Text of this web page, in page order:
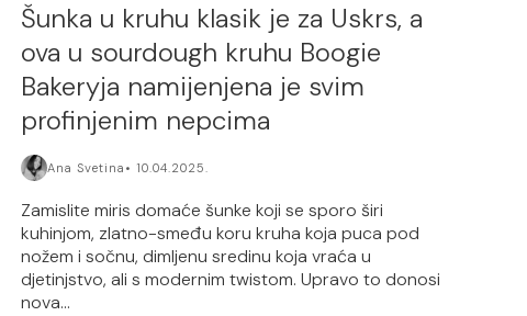
Šunka u kruhu klasik je za Uskrs, a
ova u sourdough kruhu Boogie
Bakeryja namijenjena je svim
profinjenim nepcima
Ana Svetina 10.04.2025.
Zamislite miris domaće šunke koji se sporo širi
kuhinjom, zlatno-smeđu koru kruha koja puca pod
nožem i sočnu, dimljenu sredinu koja vraća u
djetinjstvo, ali s modernim twistom. Upravo to donosi
nova...